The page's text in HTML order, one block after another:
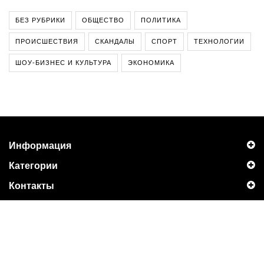
БЕЗ РУБРИКИ ОБЩЕСТВО ПОЛИТИКА
ПРОИСШЕСТВИЯ СКАНДАЛЫ СПОРТ ТЕХНОЛОГИИ
ШОУ-БИЗНЕС И КУЛЬТУРА ЭКОНОМИКА
Информация
Категории
Контакты